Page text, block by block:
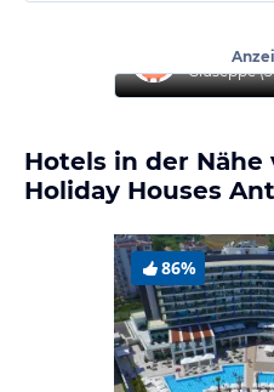
Giuseppe (
Hotels in der
Holiday Houses
86%